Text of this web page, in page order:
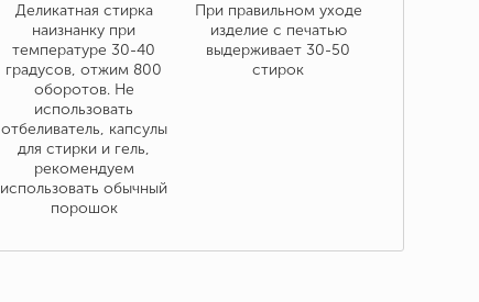
Деликатная стирка
наизнанку при
температуре 30-40
градусов, отжим 800
оборотов. Не
использовать
отбеливатель, капсулы
для стирки и гель,
рекомендуем
использовать обычный
порошок
При правильном уходе
изделие с печатью
выдерживает 30-50
стирок